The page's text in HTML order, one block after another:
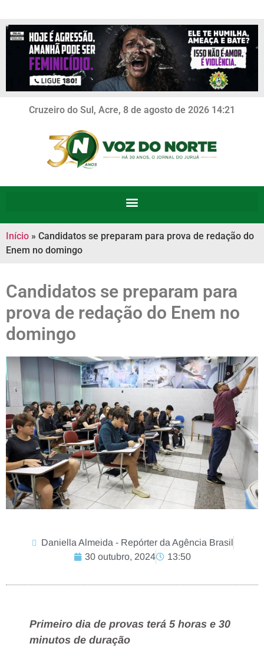
Cruzeiro do Sul, Acre, 8 de agosto de 2026 14:21
Início » Candidatos se preparam para prova de redação do
Enem no domingo
Candidatos se preparam para
prova de redação do Enem no
domingo
Daniella Almeida - Repórter da Agência Brasil
30 outubro, 2024
13:50
Primeiro dia de provas terá 5 horas e 30
minutos de duração